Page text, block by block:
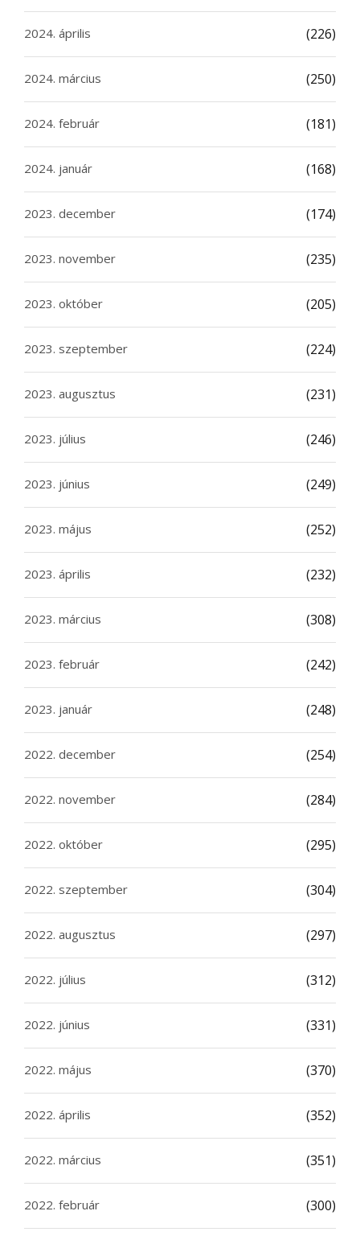
2024. április (226)
2024. március (250)
2024. február (181)
2024. január (168)
2023. december (174)
2023. november (235)
2023. október (205)
2023. szeptember (224)
2023. augusztus (231)
2023. július (246)
2023. június (249)
2023. május (252)
2023. április (232)
2023. március (308)
2023. február (242)
2023. január (248)
2022. december (254)
2022. november (284)
2022. október (295)
2022. szeptember (304)
2022. augusztus (297)
2022. július (312)
2022. június (331)
2022. május (370)
2022. április (352)
2022. március (351)
2022. február (300)